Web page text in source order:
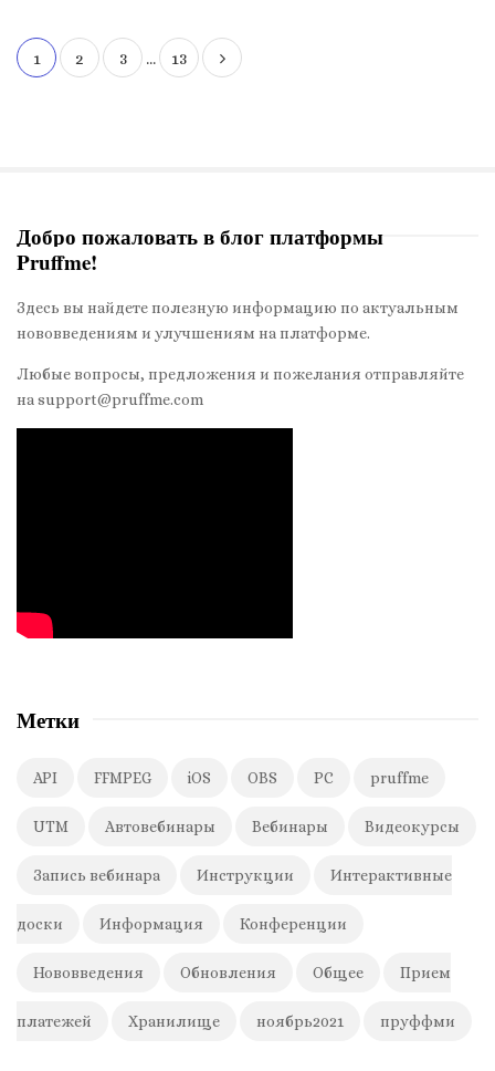
Н
ц
и
я
п
о
з
а
1 2 3 … 13
S
t
e
S
i
d
Добро пожаловать в блог платформы
Pruffme!
Здесь вы найдете полезную информацию по актуальным
нововведениям и улучшениям на платформе.
Любые вопросы, предложения и пожелания отправляйте
на support@pruffme.com
Метки
API FFMPEG iOS OBS PC pruffme
UTM Автовебинары Вебинары Видеокурсы
Запись вебинара Инструкции Интерактивные
доски Информация Конференции
Нововведения Обновления Общее Прием
платежей Хранилище ноябрь2021 пруффми